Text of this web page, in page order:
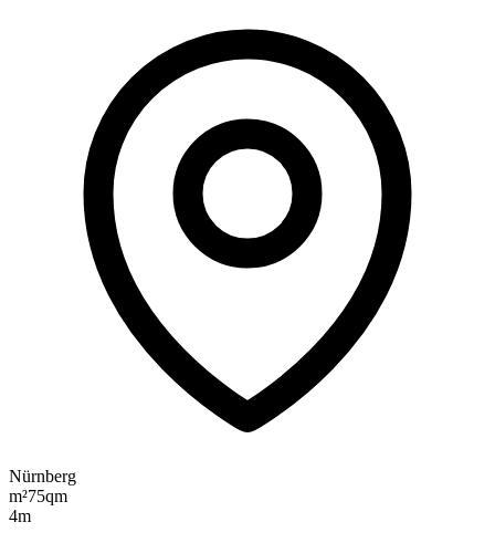
Nürnberg
m²75qm
4m